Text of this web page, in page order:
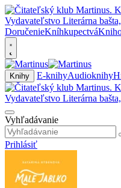
DoručenieKníhkupectvá
Knihy E-knihyAudioknihy
Vyhľadávanie
Prihlásiť